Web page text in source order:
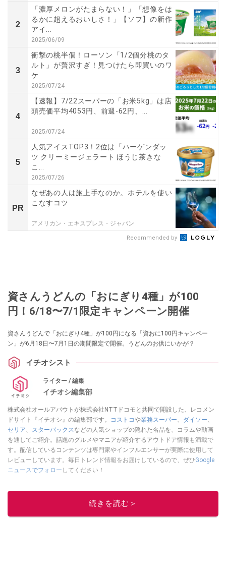
2
「濃厚メロンがたまらない！」「想像をは
るかに超えるおいしさ！」【ソフ】の新作
アイ...
2025/06/09
3
衝撃の桃半個！ローソン「1/2個分桃のタ
ルト」が贅沢すぎ！見つけたら即買いのワ
ケ
2025/07/24
4
【速報】7/22スーパーの「お米5kg」は店
頭売価平均4053円、前週-62円、...
2025/07/24
5
人気アイスTOP3！2位は「ハーゲンダッ
ツ クリーミージェラート ほうじ茶きな
こ...
2025/07/26
PR
なぜあの人は旅上手なのか。ホテルを使い
こなすコツ
アメリカン・エキスプレス・ジャパン
Recommended by
資さんうどんの「おにぎり4種」が100
円！6/18〜7/1限定キャンペーン開催
資さんうどんで「おにぎり4種」が100円になる「資おに100円キャンペー
ン」が6月18日〜7月1日の期間限定で開催。うどんのお供にいかが？
イチオシスト
ライター / 編集
イチオシ編集部
株式会社オールアバウトが株式会社NTTドコモと共同で開設した、レコメン
ドサイト『イチオシ』の編集部です。
コストコや業務スーパー、 ダイソー、
セリア、 スターバックスなどの人気ショップの隠れた名品を、コラムや動画
を通してご紹介。話題のグルメやマニアが紹介するアウトドア情報も満載で
す。配信しているコンテンツは専門家やインフルエンサーが実際に使用して
レビューしています。毎日トレンド情報をお届けしているので、ぜひGoogle
ニュースでフォロー してください！
続きを読む＞